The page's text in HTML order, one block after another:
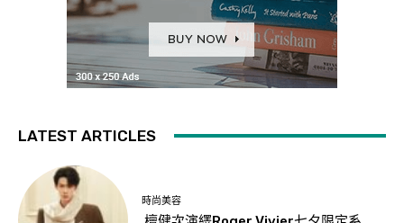
LATEST ARTICLES
時尚美容